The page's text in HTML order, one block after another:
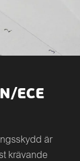
ECE
är
krävande